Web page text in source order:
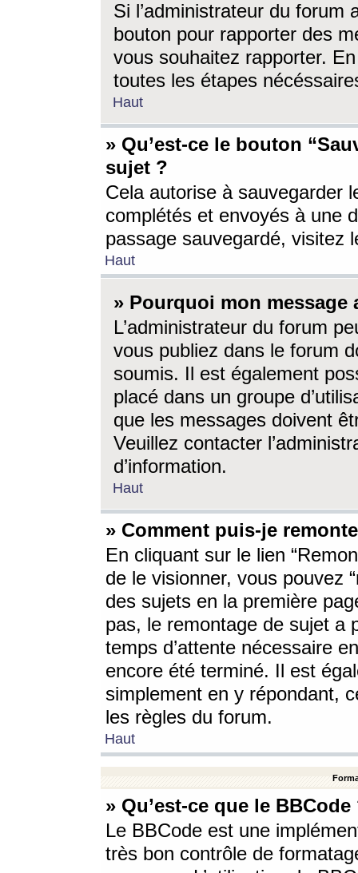
Si l’administrateur du forum
bouton pour rapporter des
vous souhaitez rapporter.
toutes les étapes
Haut
» Qu’est-ce le bouton
sujet ?
Cela autorise à sauvegarder
complétés et envoyés à une
passage sauvegardé, visitez
Haut
» Pourquoi mon message
L’administrateur du forum
vous publiez dans le forum
soumis. Il est également
placé dans un groupe
que les messages doivent
Veuillez contacter
d’information.
Haut
» Comment puis-je
En cliquant sur le lien
de le visionner, vous pouvez
des sujets en la première
pas, le remontage de sujet a
temps d’attente nécessaire
encore été terminé. Il est
simplement en y répondant,
les règles du forum.
Haut
» Qu’est-ce que le BBCode
Le BBCode est une
très bon contrôle de